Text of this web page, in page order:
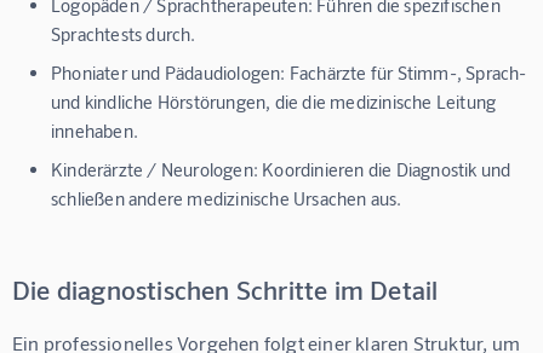
Logopäden / Sprachtherapeuten: Führen die spezifischen
Sprachtests durch.
Phoniater und Pädaudiologen: Fachärzte für Stimm-, Sprach-
und kindliche Hörstörungen, die die medizinische Leitung
innehaben.
Kinderärzte / Neurologen: Koordinieren die Diagnostik und
schließen andere medizinische Ursachen aus.
Die diagnostischen Schritte im Detail
Ein professionelles Vorgehen folgt einer klaren Struktur, um